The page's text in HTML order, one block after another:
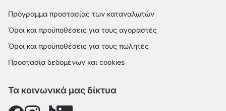
Πρόγραμμα προστασίας των καταναλωτών
Όροι και προϋποθέσεις για τους αγοραστές
Όροι και προϋποθέσεις για τους πωλητές
Προστασία δεδομένων και cookies
Τα κοινωνικά μας δίκτυα